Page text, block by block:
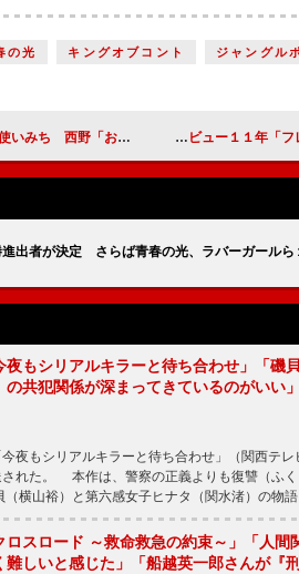
の光 キングオブコント ジャングル
んに返金」、ナダルは“親孝行” ＡＡＡ、「スプライト」新ＣＭで
進出者が決定 さらば青春の光、ラバーガールら
夜もシリアルキラーと待ち合わせ」「磯
の共犯関係が深まってきているのがいい
夜もシリアルキラーと待ち合わせ」（関西テ
された。 本作は、警察の正義よりも復讐（ふ
（横山裕）と第六感女子ヒナタ（関水渚）の物
ロスロード ～救命救急の約束～」「人
難しいと感じた」「船越英一郎さんが『